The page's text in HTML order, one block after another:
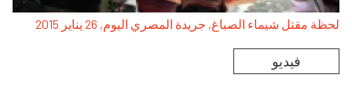
لحظة مقتل شيماء الصباغ, جريدة المصري اليوم, 26 يناير 2015
فيديو